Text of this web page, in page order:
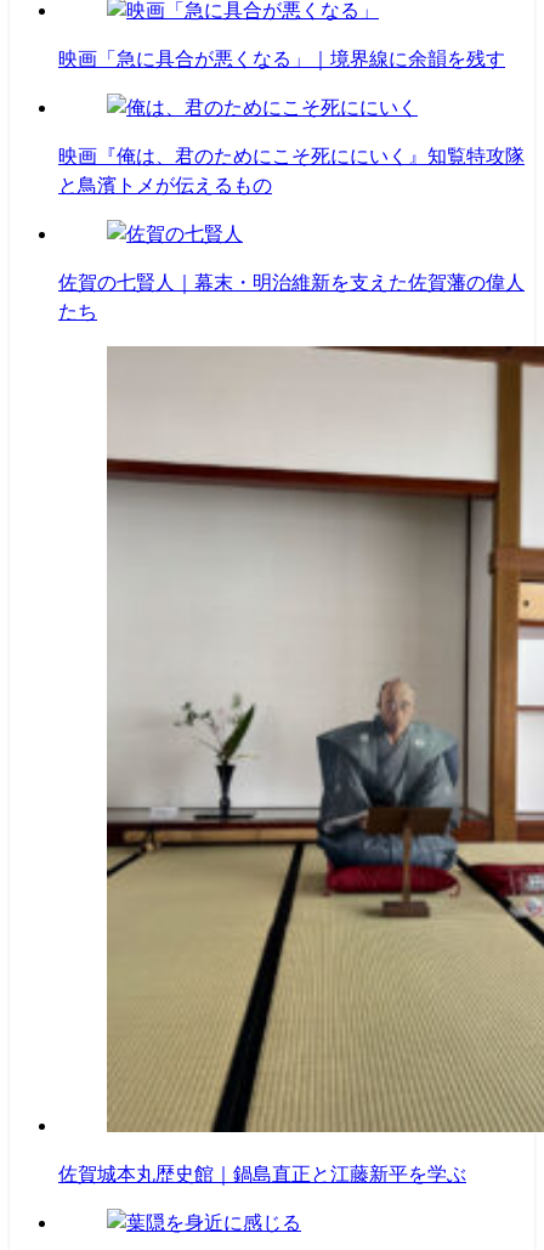
映画「急に具合が悪くなる」｜境界線に余韻を残す
映画『俺は、君のためにこそ死ににいく』知覧特攻隊
と鳥濱トメが伝えるもの
佐賀の七賢人｜幕末・明治維新を支えた佐賀藩の偉人
たち
佐賀城本丸歴史館｜鍋島直正と江藤新平を学ぶ